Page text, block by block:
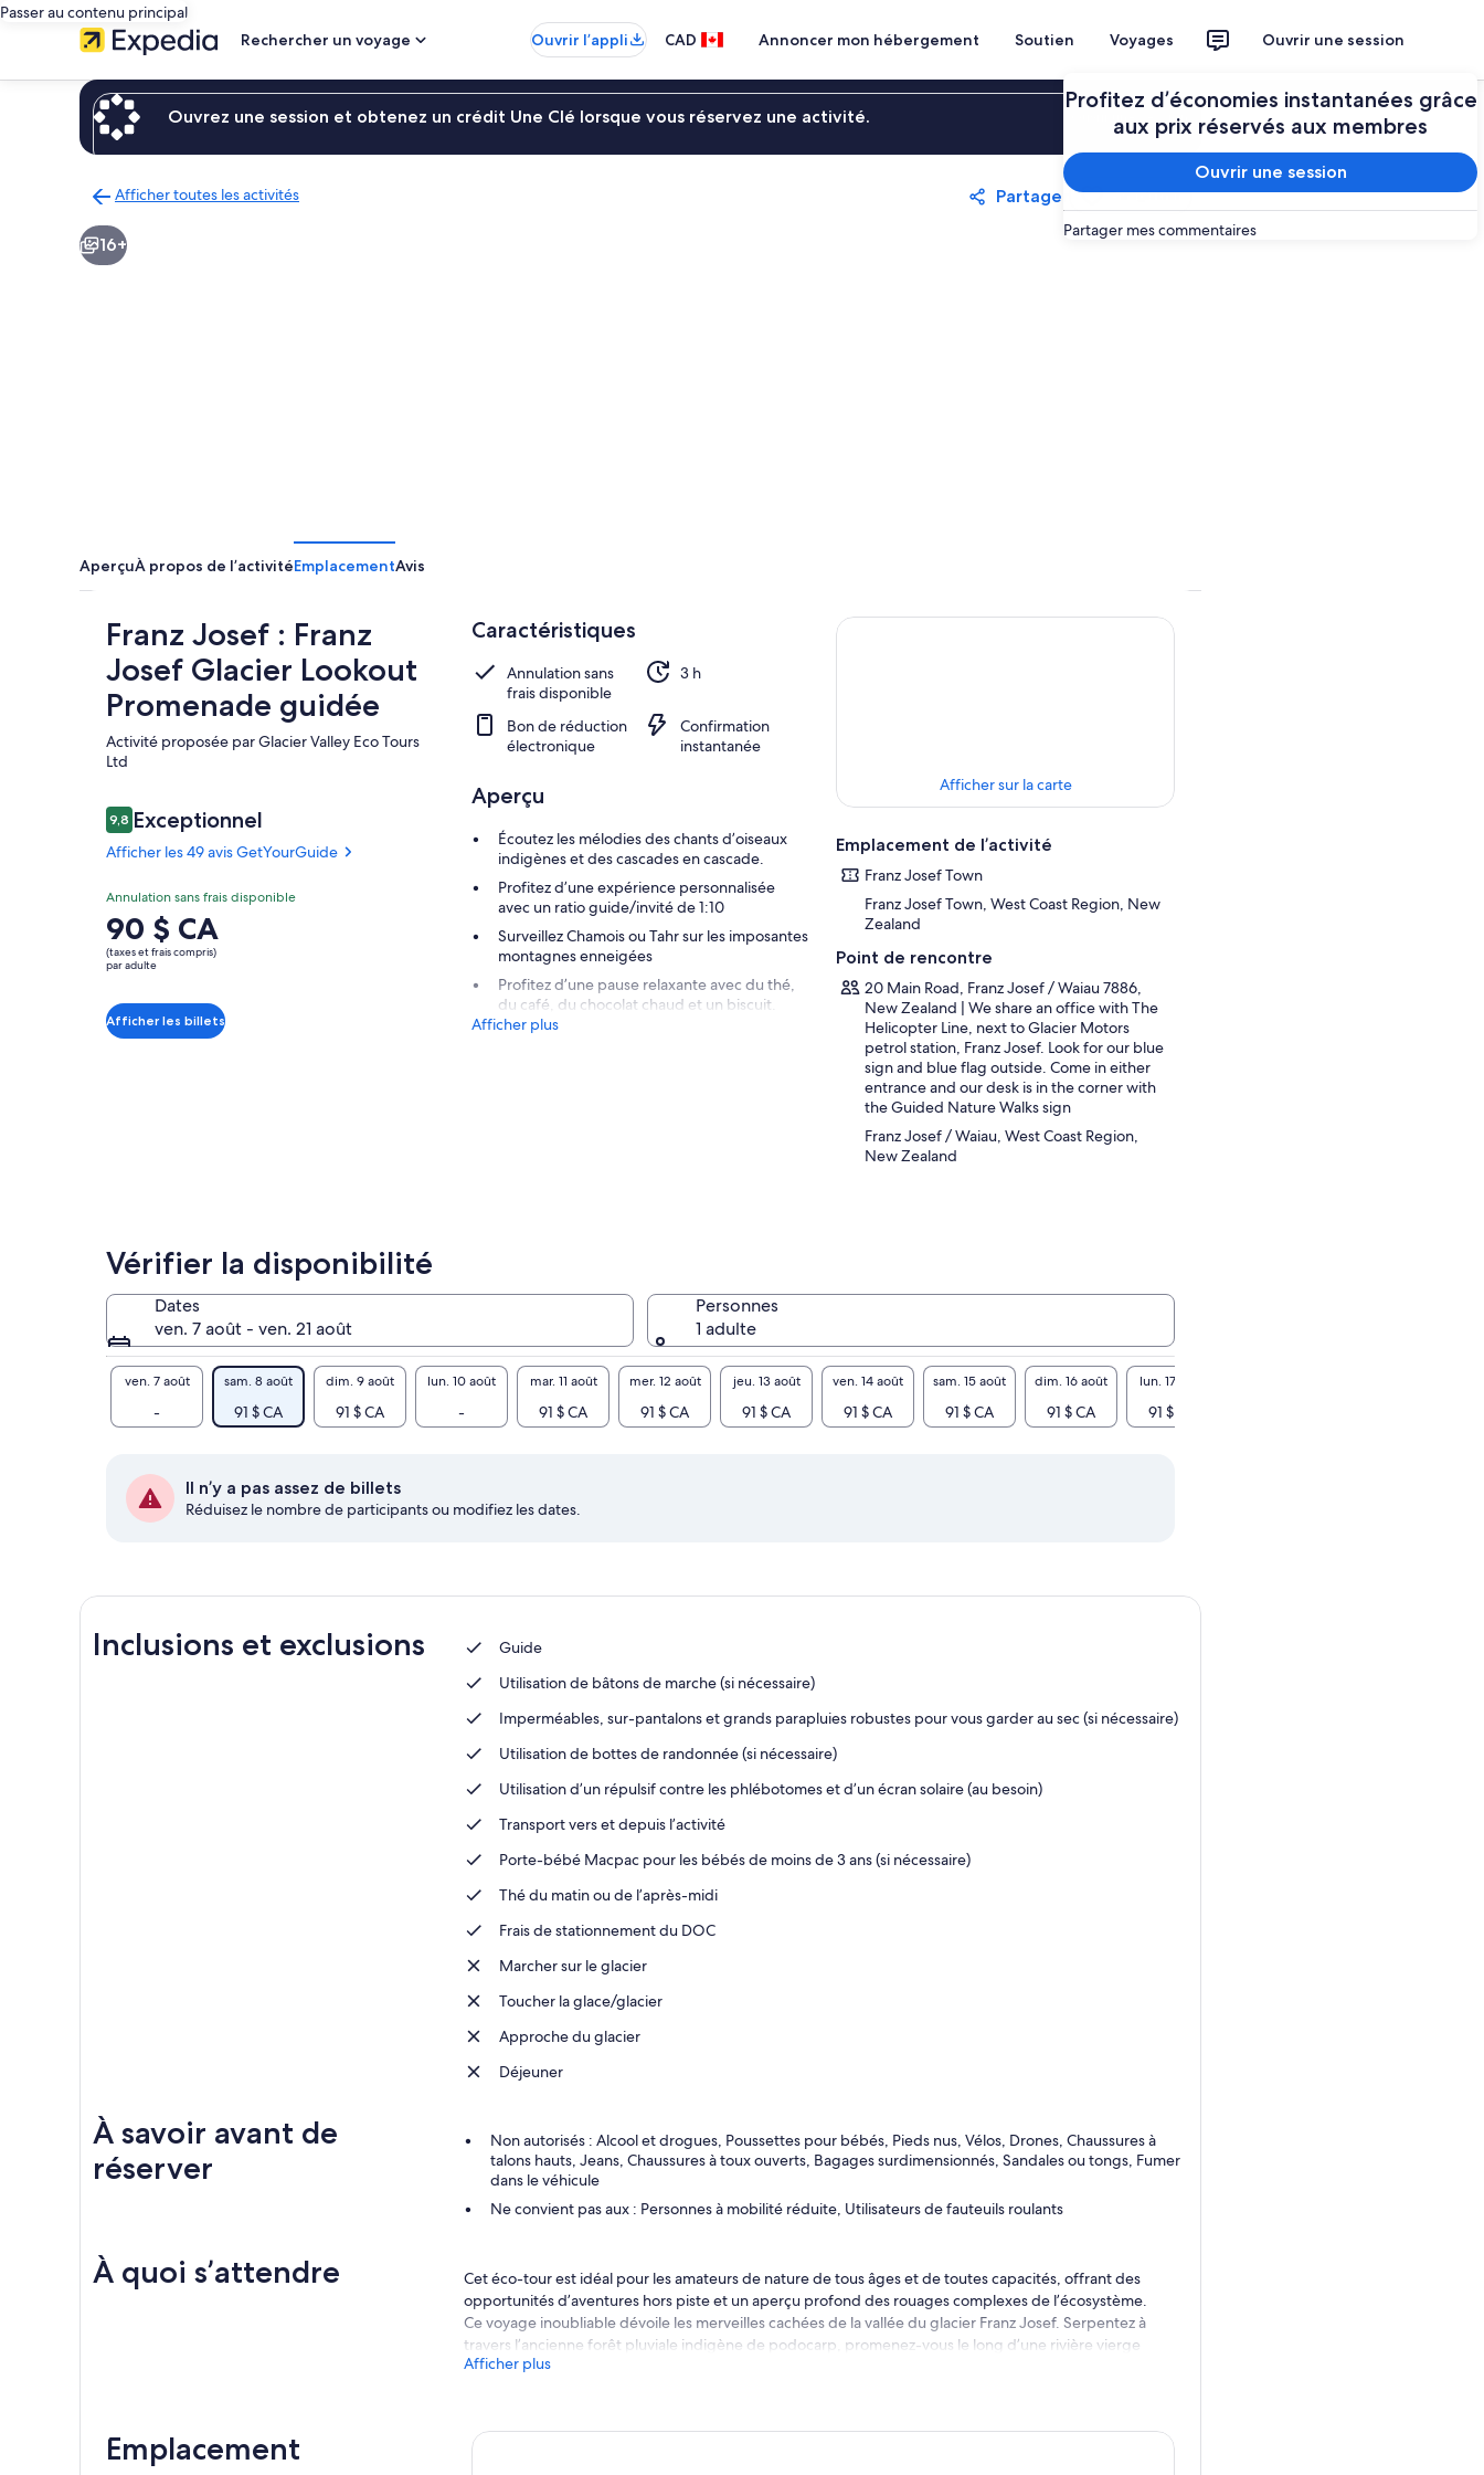
Passer au contenu principal
Rechercher un voyage
Ouvrir l’appli CAD Annoncer mon hébergement Soutien Voyages Ouvrir une session
Profitez d’économies instantanées grâce
aux prix réservés aux membres
Ouvrir une session
Partager mes commentaires
Ouvrez une session et obtenez un crédit Une Clé lorsque vous réservez une activité. Ouvrir une session
Afficher toutes les activités
à
la
Partager Enregistrer
16+
AperçuÀ propos de l’activitéEmplacementAvis
Franz Josef : Franz
Josef Glacier Lookout
Promenade guidée
Activité proposée par Glacier Valley Eco Tours
Ltd
Avis
9,89,8 sur 10 –
Exceptionnel
Afficher les 49 avis GetYourGuide
9.89.8 sur 10
Exceptionnel
Afficher les
49 avis
GetYourGuide
Annulation sans frais disponible
Le
prix
est
par
adulte
90 $ CA
(taxes et frais compris)
par adulte
Afficher les billets
Caractéristiques
Annulation sans
frais disponible
3 h
Bon de réduction
électronique
Confirmation
instantanée
Aperçu
Écoutez les mélodies des chants d’oiseaux
indigènes et des cascades en cascade.
Profitez d’une expérience personnalisée
avec un ratio guide/invité de 1:10
Surveillez Chamois ou Tahr sur les imposantes
montagnes enneigées
Profitez d’une pause relaxante avec du thé,
du café, du chocolat chaud et un biscuit.
Afficher plus
Afficher sur la carte
Emplacement de l’activité
Franz Josef Town
Franz Josef Town, West Coast Region, New
Zealand
Point de rencontre
20 Main Road, Franz Josef / Waiau 7886,
New Zealand | We share an office with The
Helicopter Line, next to Glacier Motors
petrol station, Franz Josef. Look for our blue
sign and blue flag outside. Come in either
entrance and our desk is in the corner with
the Guided Nature Walks sign
Franz Josef / Waiau, West Coast Region,
New Zealand
Vérifier la disponibilité
Dates
ven. 7 août - ven. 21 août
Personnes
1 adulte
ven. 7 août
-
sam. 8 août
91 $ CA
dim. 9 août
91 $ CA
lun. 10 août
-
mar. 11 août
91 $ CA
mer. 12 août
91 $ CA
jeu. 13 août
91 $ CA
ven. 14 août
91 $ CA
sam. 15 août
91 $ CA
dim. 16 août
91 $ CA
lun. 17 août
91 $ CA
Il n’y a pas assez de billets
Réduisez le nombre de participants ou modifiez les dates.
Inclusions et exclusions
Guide
Utilisation de bâtons de marche (si nécessaire)
Imperméables, sur-pantalons et grands parapluies robustes pour vous garder au sec (si nécessaire)
Utilisation de bottes de randonnée (si nécessaire)
Utilisation d’un répulsif contre les phlébotomes et d’un écran solaire (au besoin)
Transport vers et depuis l’activité
Porte-bébé Macpac pour les bébés de moins de 3 ans (si nécessaire)
Thé du matin ou de l’après-midi
Frais de stationnement du DOC
Marcher sur le glacier
Toucher la glace/glacier
Approche du glacier
Déjeuner
À savoir avant de
réserver
Non autorisés : Alcool et drogues, Poussettes pour bébés, Pieds nus, Vélos, Drones, Chaussures à
talons hauts, Jeans, Chaussures à toux ouverts, Bagages surdimensionnés, Sandales ou tongs, Fumer
dans le véhicule
Ne convient pas aux : Personnes à mobilité réduite, Utilisateurs de fauteuils roulants
À quoi s’attendre
Cet éco-tour est idéal pour les amateurs de nature de tous âges et de toutes capacités, offrant des
opportunités d’aventures hors piste et un aperçu profond des rouages complexes de l’écosystème.
Ce voyage inoubliable dévoile les merveilles cachées de la vallée du glacier Franz Josef. Serpentez à
travers l’ancienne forêt pluviale indigène de podocarp, promenez-vous le long d’une rivière vierge
alimentée par les glaciers et émerveillez-vous devant les reflets en forme de miroir des montagnes
*Conseils d’experts : Votre guide compétent améliorera votre expérience avec des histoires fascinantes
Afficher plus
Emplacement